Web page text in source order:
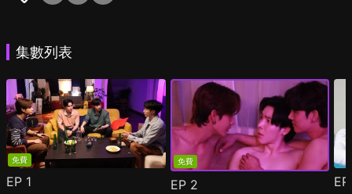
集數列表
免費
EP 1
免費
EP 2